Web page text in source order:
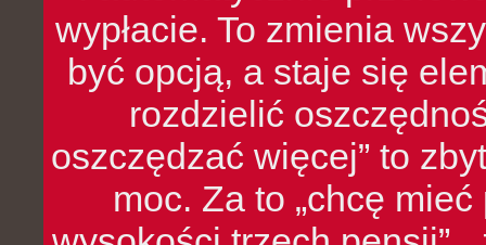
wypłacie. To zmienia
być opcją, a staje się
rozdzielić
oszczędzać więcej” to
moc. Za to „chcę